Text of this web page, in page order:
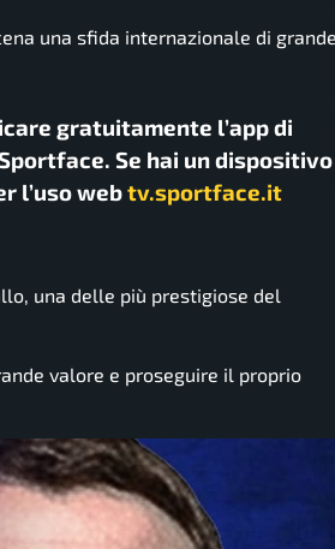
una sfida internazionale di grande
gratuitamente l’app di
Se hai un dispositivo
l’uso webtv.sportface.it
una delle più prestigiose del
valore e proseguire il proprio